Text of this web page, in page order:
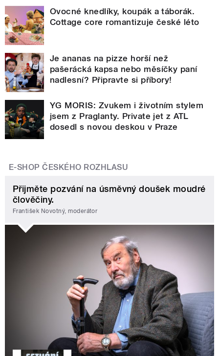
Ovocné knedlíky, koupák a táborák.
Cottage core romantizuje české léto
Je ananas na pizze horší než
pašerácká kapsa nebo měsíčky paní
nadlesní? Připravte si příbory!
YG MORIS: Zvukem i životním stylem
jsem z Praglanty. Private jet z ATL
dosedl s novou deskou v Praze
E-SHOP ČESKÉHO ROZHLASU
Přijměte pozvání na úsměvný doušek moudré
člověčiny.
František Novotný, moderátor